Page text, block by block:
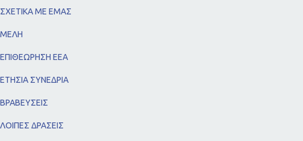
ΣΧΕΤΙΚΑ ΜΕ ΕΜΑΣ
ΜΕΛΗ
ΕΠΙΘΕΩΡΗΣΗ ΕΕΑ
ΕΤΗΣΙΑ ΣΥΝΕΔΡΙΑ
ΒΡΑΒΕΥΣΕΙΣ
ΛΟΙΠΕΣ ΔΡΑΣΕΙΣ